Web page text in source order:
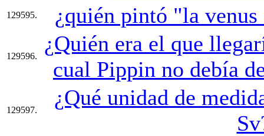
129595. ¿quién pintó "la
129596.
¿Quién era el que
cual Pippin no debía
129597.
¿Qué unidad de